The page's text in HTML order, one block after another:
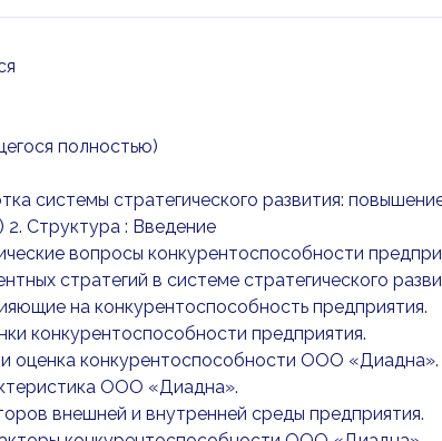
полностью)
системы стратегического развития:
Структура : Введение
вопросы конкурентоспособности
стратегий в системе стратегического
на конкурентоспособность предприятия.
конкурентоспособности предприятия.
и оценка конкурентоспособности ООО «Диадна».
ООО «Диадна».
внешней и внутренней среды предприятия.